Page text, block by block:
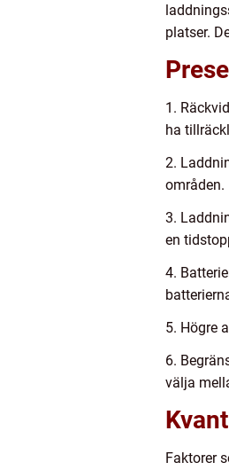
platser.
1.
ha
2.
områden.
3.
en
4.
5. Högre
6.
välja
Faktorer